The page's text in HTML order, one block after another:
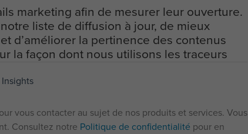
marketing afin de mesurer leur ouverture.
liste de diffusion à jour, de mieux
d’améliorer la pertinence des contenus
la façon dont nous utilisons les traceurs
vous contacter au sujet de nos produits et services. Vous
Consultez notre Politique de confidentialité pour en